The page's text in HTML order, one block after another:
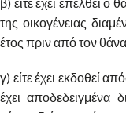
β) είτε έχει επέλθει
της οικογένειας
έτος πριν από τον
γ) είτε έχει εκδοθεί
έχει